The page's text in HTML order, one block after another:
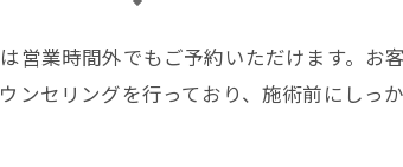
営業時間外でもご予約いただけます。お
セリングを行っており、施術前にしっ